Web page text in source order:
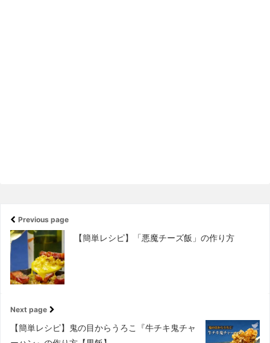
Previous page
【簡単レシピ】「悪魔チーズ飯」の作り方
Next page
【簡単レシピ】鬼の目からうろこ『牛チキ鬼チャ